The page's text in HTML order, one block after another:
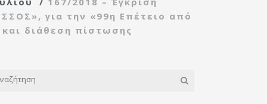
γυναικών
Κέντρο ανοιχτής
προστασίας
Κέντρο κοινότητας
για την «99η Επέτειο από
διάθεση πίστωσης